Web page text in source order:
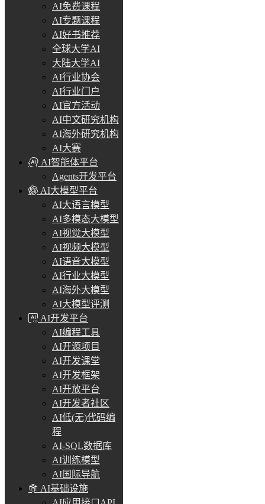
AI免费课程
AI专题课程
AI好书推荐
全球大学AI
大陆大学AI
AI行业协会
AI行业门户
AI官方活动
AI中文研究机构
AI海外研究机构
AI大赛
AI智能体平台
Agents开发平台
AI大模型平台
AI大语言模型
AI多模态大模型
AI视觉大模型
AI视频大模型
AI语音大模型
AI行业大模型
AI海外大模型
AI大模型评测
AI开发平台
AI编程工具
AI开源项目
AI开发课堂
AI开发框架
AI开放平台
AI开发者社区
AI低(无)代码编
程
AI-SQL数据库
AI训练模型
AI国际导航
AI基础设施